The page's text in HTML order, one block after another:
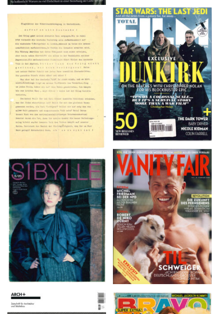
TOTAL FILM #260 –
SUMMER 2017
Flugblätter der Weissen
Rose – V, Januar 1943
VANITY FAIR – Nr. 7 –
8. Februar 2007
SIBYLLE 6/89